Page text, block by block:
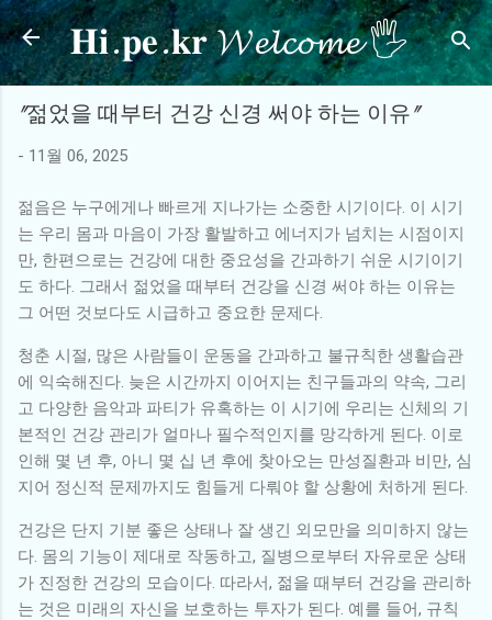
기본 콘텐츠로 건너뛰기
𝐇𝐢.𝐩𝐞.𝐤𝐫 𝓦𝓮𝓵𝓬𝓸𝓶𝓮 🖐
"젊었을 때부터 건강 신경 써야 하는 이유"
- 11월 06, 2025
젊음은 누구에게나 빠르게 지나가는 소중한 시기이다. 이 시기
는 우리 몸과 마음이 가장 활발하고 에너지가 넘치는 시점이지
만, 한편으로는 건강에 대한 중요성을 간과하기 쉬운 시기이기
도 하다. 그래서 젊었을 때부터 건강을 신경 써야 하는 이유는
그 어떤 것보다도 시급하고 중요한 문제다.
청춘 시절, 많은 사람들이 운동을 간과하고 불규칙한 생활습관
에 익숙해진다. 늦은 시간까지 이어지는 친구들과의 약속, 그리
고 다양한 음악과 파티가 유혹하는 이 시기에 우리는 신체의 기
본적인 건강 관리가 얼마나 필수적인지를 망각하게 된다. 이로
인해 몇 년 후, 아니 몇 십 년 후에 찾아오는 만성질환과 비만, 심
지어 정신적 문제까지도 힘들게 다뤄야 할 상황에 처하게 된다.
건강은 단지 기분 좋은 상태나 잘 생긴 외모만을 의미하지 않는
다. 몸의 기능이 제대로 작동하고, 질병으로부터 자유로운 상태
가 진정한 건강의 모습이다. 따라서, 젊을 때부터 건강을 관리하
는 것은 미래의 자신을 보호하는 투자가 된다. 예를 들어, 규칙